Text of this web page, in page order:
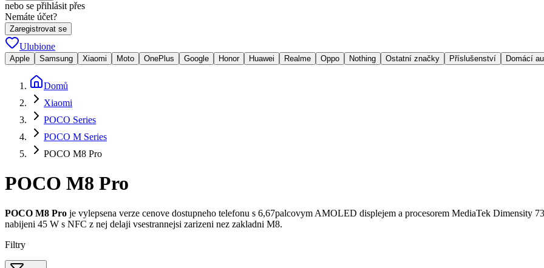
nebo se přihlásit přes
Nemáte účet?
Zaregistrovat se
Ulubione
Apple Samsung Xiaomi Moto OnePlus Google Honor Huawei Realme Oppo Nothing Ostatní značky Příslušenství Domácí
Domů
Xiaomi
POCO Series
POCO M Series
POCO M8 Pro
POCO M8 Pro
POCO M8 Pro je vylepsena verze cenove dostupneho telefonu s 6,67palcovym AMOLED displejem a procesorem MediaTek Dimensity
nabijeni 45 W s NFC z nej delaji vsestrannejsi zarizeni nez zakladni M8.
Filtry